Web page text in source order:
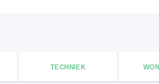
TECHNIEK